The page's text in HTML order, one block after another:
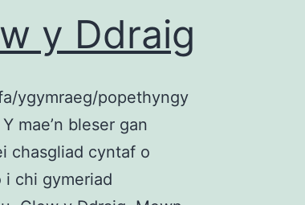
y Ddraig
ygymraeg/popethyngy
mae’n bleser gan
chasgliad cyntaf o
chi gymeriad